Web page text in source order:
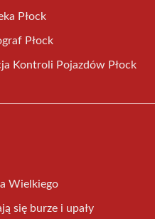
Płock
Płock
Kontroli Pojazdów Płock
Wielkiego
się burze i upały